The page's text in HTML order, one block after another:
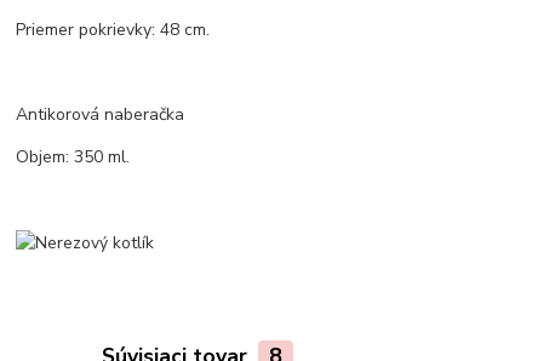
Priemer pokrievky: 48 cm.
Antikorová naberačka
Objem: 350 ml.